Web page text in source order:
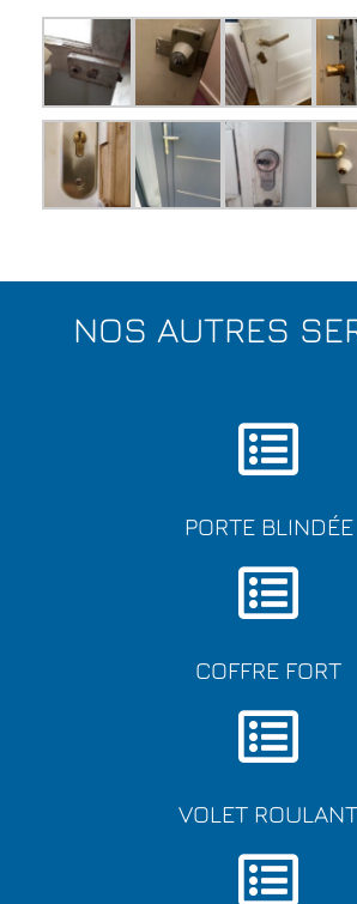
NOS AUTRES
PORTE BLINDÉE
COFFRE FORT
VOLET ROULANT